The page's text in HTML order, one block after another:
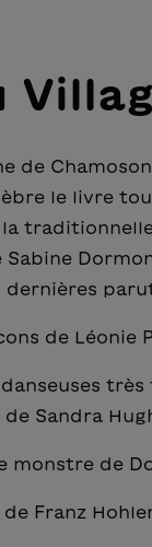
de
le livre
la
de Léonie
Sandra
monstre de
Franz